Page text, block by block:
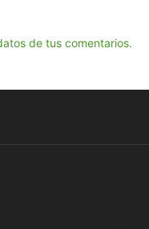
de tus comentarios.